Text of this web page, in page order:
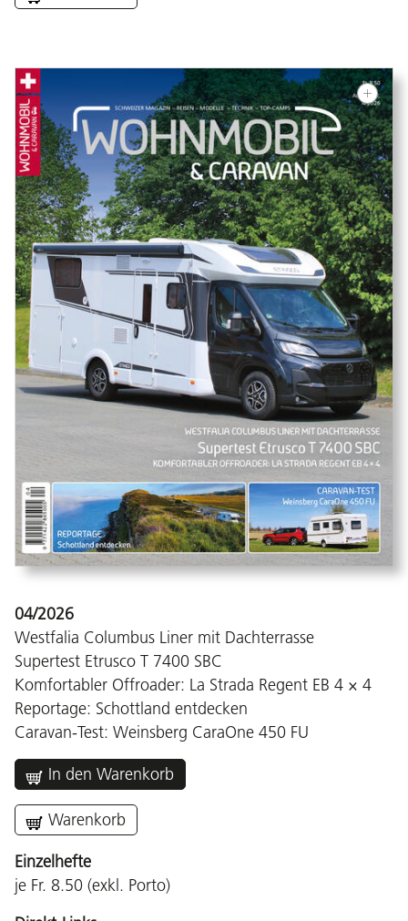
04/2026
Westfalia Columbus Liner mit Dachterrasse
Supertest Etrusco T 7400 SBC
Komfortabler Offroader: La Strada Regent EB 4 × 4
Reportage: Schottland entdecken
Caravan-Test: Weinsberg CaraOne 450 FU
In den Warenkorb
Warenkorb
Einzelhefte
je Fr. 8.50 (exkl. Porto)